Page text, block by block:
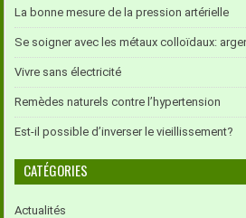
La bonne mesure de la pression artérielle
Se soigner avec les métaux colloïdaux:
Vivre sans électricité
Remèdes naturels contre l’hypertension
Est-il possible d’inverser le vieillissement?
CATÉGORIES
Actualités